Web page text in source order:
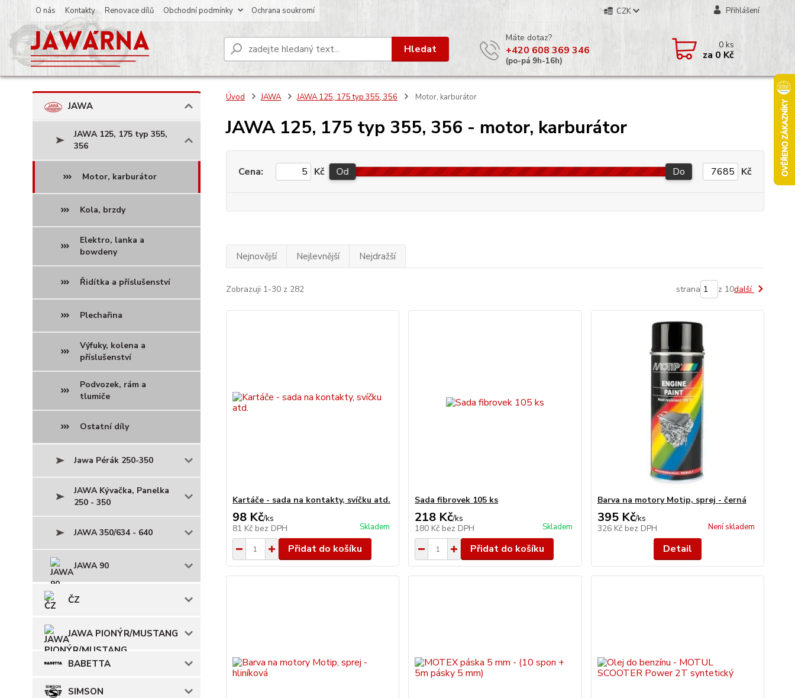
O nás Kontakty Renovace dílů Obchodní podmínky Ochrana soukromí CZK Přihlášení
Hledat
Máte dotaz?
+420 608 369 346
(po-pá 9h-16h)
0ks
za 0 Kč
JAWA
JAWA 125, 175 typ 355,
356
Motor, karburátor
Kola, brzdy
Elektro, lanka a
bowdeny
Řidítka a příslušenství
Plechařina
Výfuky, kolena a
příslušenství
Podvozek, rám a
tlumiče
Ostatní díly
Jawa Pérák 250-350
JAWA Kývačka, Panelka
250 - 350
JAWA 350/634 - 640
JAWA 90
ČZ
JAWA PIONÝR/MUSTANG
BABETTA
SIMSON
Úvod JAWA JAWA 125, 175 typ 355, 356 Motor, karburátor
JAWA 125, 175 typ 355, 356 - motor, karburátor
Cena: Kč Od Do Kč
Nejnovější Nejlevnější Nejdražší
Zobrazuji 1-30 z 282 strana z 10další
Kartáče - sada na kontakty, svíčku atd.
98 Kč/ks
81 Kč bez DPH Skladem
Přidat do košíku
Sada fibrovek 105 ks
218 Kč/ks
180 Kč bez DPH Skladem
Přidat do košíku
Barva na motory Motip, sprej - černá
395 Kč/ks
326 Kč bez DPH Není skladem
Detail